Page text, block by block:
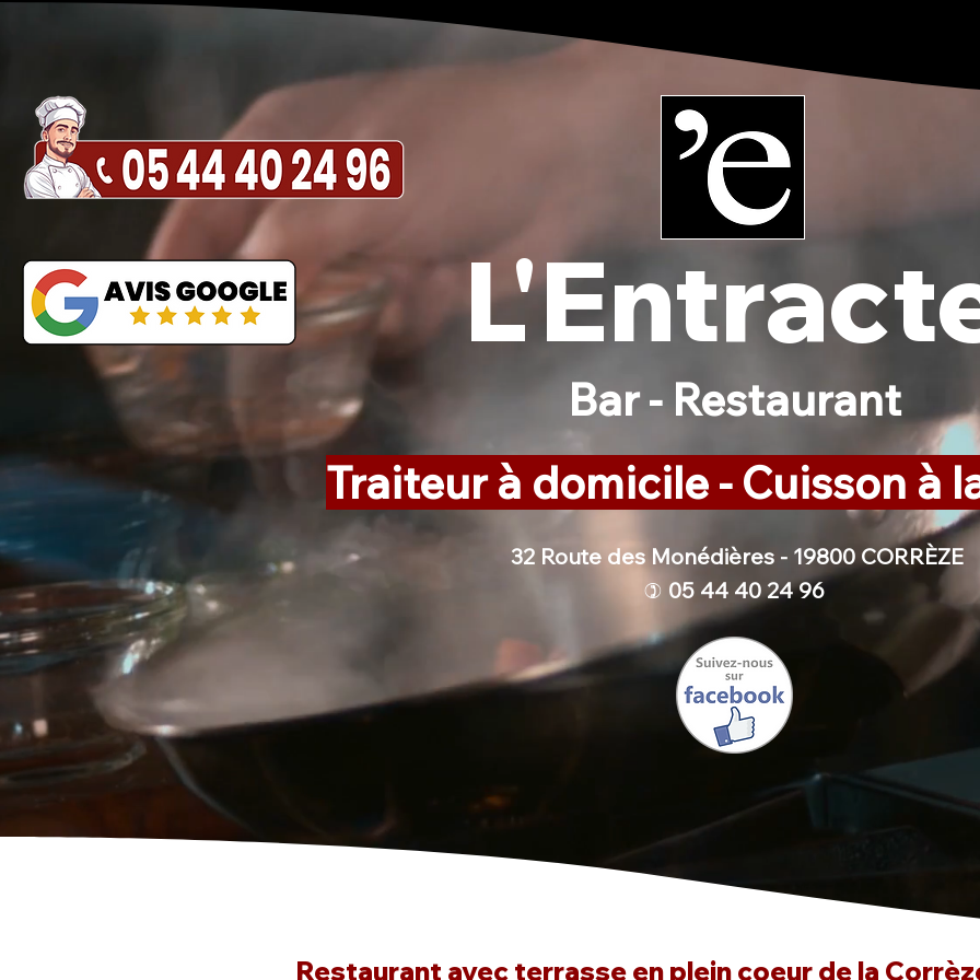
Bar - Restaurant
Traiteur à domicile - Cuisson à
32 Route des Monédières - 19800 CORRÈZE
) 05 44 40 24 96
Restaurant avec terrasse en plein coeur de la